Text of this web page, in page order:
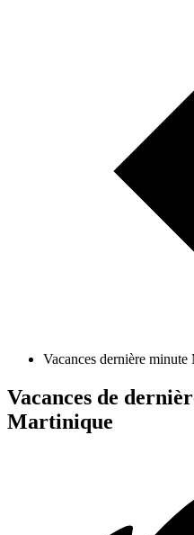
Vacances dernière
Vacances de
Martinique